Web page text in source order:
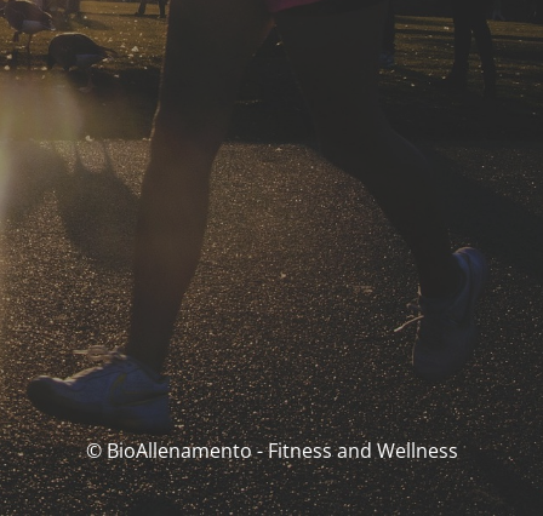
© BioAllenamento - Fitness and Wellness